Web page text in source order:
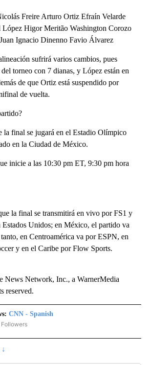
Freire Arturo Ortiz Efraín Velarde
Higor Meritão Washington Corozo
Ignacio Dinenno Favio Álvarez
sufrirá varios cambios, pues
torneo con 7 dianas, y López están en
de que Ortiz está suspendido por
de vuelta.
la final se jugará en el Estadio Olímpico
en la Ciudad de México.
inicie a las 10:30 pm ET, 9:30 pm hora
la final se transmitirá en vivo por FS1 y
Unidos; en México, el partido va
en Centroamérica va por ESPN, en
y en el Caribe por Flow Sports.
Network, Inc., a WarnerMedia
reserved.
CNN - Spanish
"CNN - SPANISH" TO RECEIVE NOTIFICATIONS ABOUT